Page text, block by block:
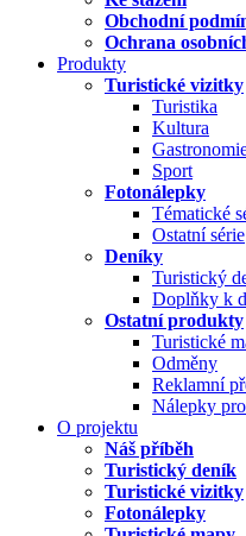
Obchodní
Ochrana
Produkty
Turistické vizitky
Turistika
Kultura
Sport
Fotonálepky
Tématické
Ostatní série
Deníky
Turistický
Doplňky k
Ostatní produkty
Turistické
Odměny
Reklamní
Nálepky
O projektu
Náš příběh
Turistický deník
Turistické vizitky
Fotonálepky